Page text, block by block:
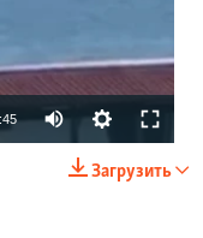
240p
Загрузить